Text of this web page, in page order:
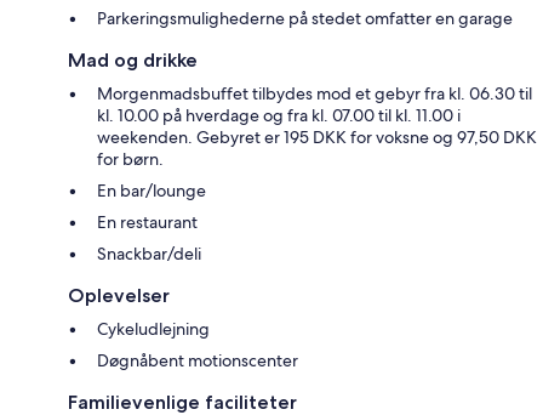
Parkeringsmulighederne på stedet omfatter en garage
Mad og drikke
Morgenmadsbuffet tilbydes mod et gebyr fra kl. 06.30 til
kl. 10.00 på hverdage og fra kl. 07.00 til kl. 11.00 i
weekenden. Gebyret er 195 DKK for voksne og 97,50 DKK
for børn.
En bar/lounge
En restaurant
Snackbar/deli
Oplevelser
Cykeludlejning
Døgnåbent motionscenter
Familievenlige faciliteter